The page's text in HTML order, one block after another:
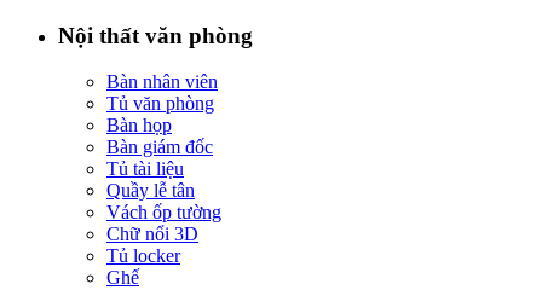
Nội thất văn phòng
Bàn nhân viên
Tủ văn phòng
Bàn họp
Bàn giám đốc
Tủ tài liệu
Quầy lễ tân
Vách ốp tường
Chữ nổi 3D
Tủ locker
Ghế